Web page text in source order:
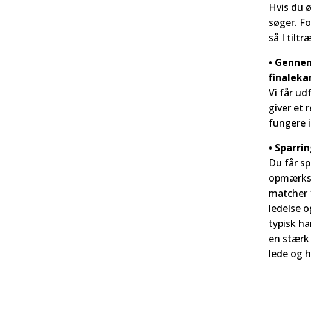
Hvis du
søger.
så I
•
Vi får
giver et
fungere
•
Du får
matcher
ledelse
typisk
en stærk
lede og